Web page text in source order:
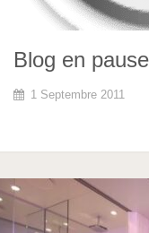
Blog en pause
1 Septembre 2011